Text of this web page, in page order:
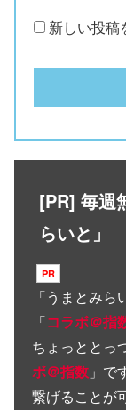
新しい投稿
[PR] 毎週
らいと」
「うまとみら
「コラボ＠指
ちょっととっ
ボ＠指数 」で
繋げることが